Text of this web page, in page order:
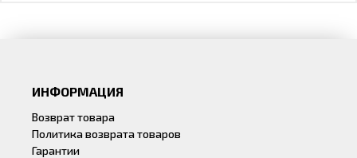
ИНФОРМАЦИЯ
Возврат товара
Политика возврата товаров
Гарантии